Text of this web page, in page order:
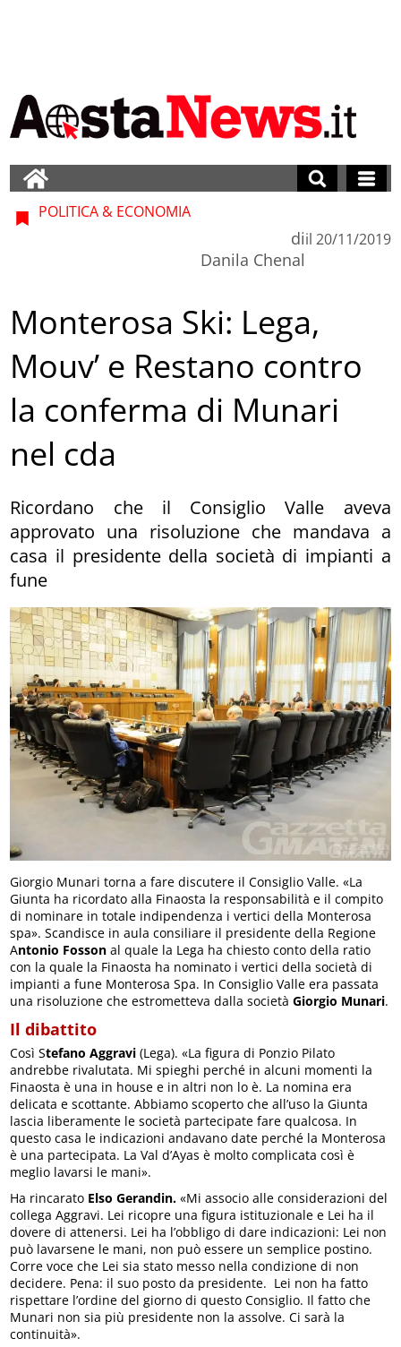
POLITICA & ECONOMIA
di
Danila Chenal
il 20/11/2019
Monterosa Ski: Lega,
Mouv’ e Restano contro
la conferma di Munari
nel cda
Ricordano che il Consiglio Valle aveva
approvato una risoluzione che mandava a
casa il presidente della società di impianti a
fune
Giorgio Munari torna a fare discutere il Consiglio Valle. «La
Giunta ha ricordato alla Finaosta la responsabilità e il compito
di nominare in totale indipendenza i vertici della Monterosa
spa». Scandisce in aula consiliare il presidente della Regione
Antonio Fosson al quale la Lega ha chiesto conto della ratio
con la quale la Finaosta ha nominato i vertici della società di
impianti a fune Monterosa Spa. In Consiglio Valle era passata
una risoluzione che estrometteva dalla societàGiorgio Munari.
Il dibattito
Così Stefano Aggravi (Lega). «La figura di Ponzio Pilato
andrebbe rivalutata. Mi spieghi perché in alcuni momenti la
Finaosta è una in house e in altri non lo è. La nomina era
delicata e scottante. Abbiamo scoperto che all’uso la Giunta
lascia liberamente le società partecipate fare qualcosa. In
questo casa le indicazioni andavano date perché la Monterosa
è una partecipata. La Val d’Ayas è molto complicata così è
meglio lavarsi le mani».
Ha rincarato Elso Gerandin. «Mi associo alle considerazioni del
collega Aggravi. Lei ricopre una figura istituzionale e Lei ha il
dovere di attenersi. Lei ha l’obbligo di dare indicazioni: Lei non
può lavarsene le mani, non può essere un semplice postino.
Corre voce che Lei sia stato messo nella condizione di non
decidere. Pena: il suo posto da presidente. Lei non ha fatto
rispettare l’ordine del giorno di questo Consiglio. Il fatto che
Munari non sia più presidente non la assolve. Ci sarà la
continuità».